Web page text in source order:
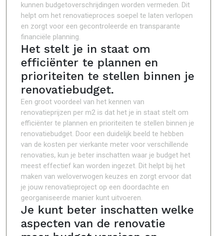
kunnen budgetoverschrijdingen worden vermeden. Dit
helpt om het renovatieproces soepel te laten verlopen
en zorgt voor een gecontroleerde en transparante
financiële planning.
Het stelt je in staat om
efficiënter te plannen en
prioriteiten te stellen binnen je
renovatiebudget.
Een groot voordeel van het kennen van
renovatieprijzen per m2 is dat het je in staat stelt om
efficiënter te plannen en prioriteiten te stellen binnen je
renovatiebudget. Door een duidelijk beeld te hebben
van de kosten per vierkante meter voor verschillende
renovaties, kun je beter inschatten waar je budget het
meest effectief kan worden ingezet. Dit helpt bij het
maken van weloverwogen keuzes en zorgt ervoor dat
je jouw renovatieproject op een doordachte en
georganiseerde manier kunt uitvoeren.
Je kunt beter inschatten welke
aspecten van de renovatie